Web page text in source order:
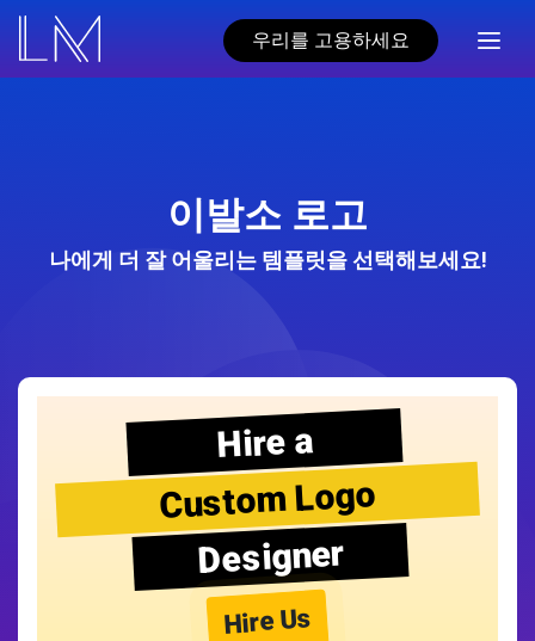
우리를 고용하세요
이발소 로고
나에게 더 잘 어울리는 템플릿을 선택해보세요!
Hire a
Custom Logo
Designer
Hire Us